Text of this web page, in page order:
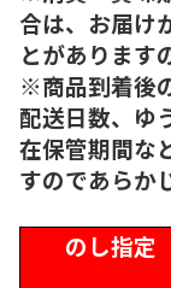
合は、お届け
とがあります
※商品到着後
配送日数、ゆ
在保管期間な
すのであらか
のし指定